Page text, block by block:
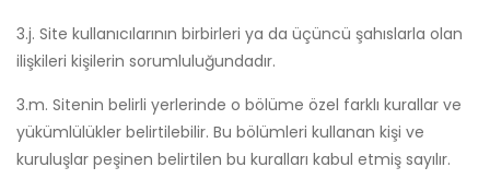
3.j. Site kullanıcılarının birbirleri ya da üçüncü şahıslarla olan
ilişkileri kişilerin sorumluluğundadır.
3.m. Sitenin belirli yerlerinde o bölüme özel farklı kurallar ve
yükümlülükler belirtilebilir. Bu bölümleri kullanan kişi ve
kuruluşlar peşinen belirtilen bu kuralları kabul etmiş sayılır.